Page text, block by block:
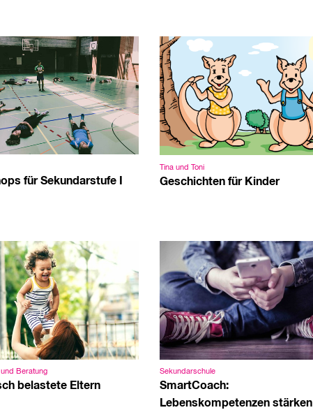
für Sekundarstufe I
Tina und Toni
Geschichten für Kinder
Beratung
belastete Eltern
Sekundarschule
SmartCoach:
Lebenskompetenzen stärken